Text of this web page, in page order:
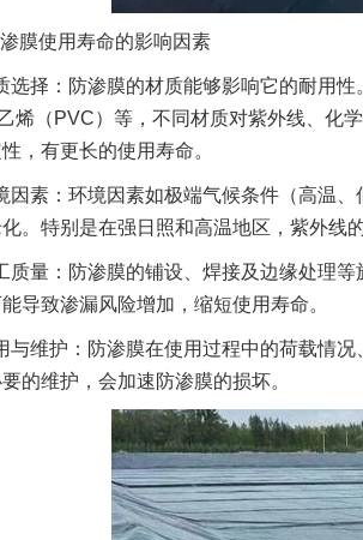
膜使用寿命的影响因素
选择：防渗膜的材质能够影响它的耐用
烯（PVC）等，不同材质对紫外线、化
，有更长的使用寿命。
因素：环境因素如极端气候条件（高温
。特别是在强日照和高温地区，紫外线
质量：防渗膜的铺设、焊接及边缘处理
导致渗漏风险增加，缩短使用寿命。
与维护：防渗膜在使用过程中的荷载情
的维护，会加速防渗膜的损坏。